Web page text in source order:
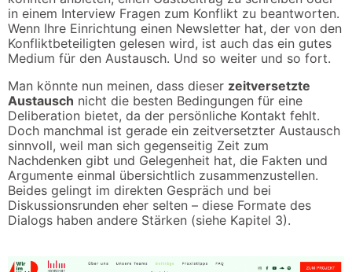
in einem Interview Fragen zum Konflikt zu beantworten.
Wenn Ihre Einrichtung einen Newsletter hat, der von den
Konfliktbeteiligten gelesen wird, ist auch das ein gutes
Medium für den Austausch. Und so weiter und so fort.
Man könnte nun meinen, dass dieser zeitversetzte
Austausch nicht die besten Bedingungen für eine
Deliberation bietet, da der persönliche Kontakt fehlt.
Doch manchmal ist gerade ein zeitversetzter Austausch
sinnvoll, weil man sich gegenseitig Zeit zum
Nachdenken gibt und Gelegenheit hat, die Fakten und
Argumente einmal übersichtlich zusammenzustellen.
Beides gelingt im direkten Gespräch und bei
Diskussionsrunden eher selten – diese Formate des
Dialogs haben andere Stärken (siehe Kapitel 3).